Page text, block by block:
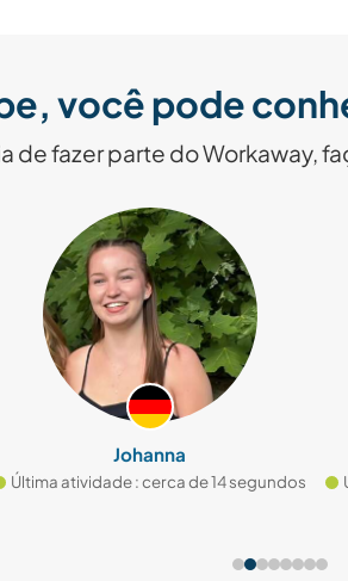
você pode
de fazer parte do Workaway,
Johanna
atividade : cerca de 14 segundos